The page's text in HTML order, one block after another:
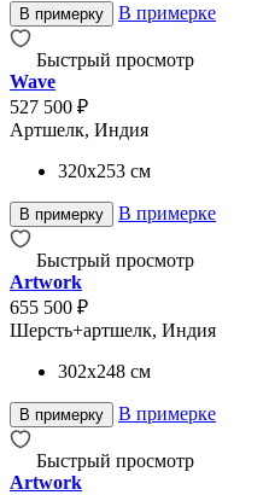
В примерку В примерке
Быстрый просмотр
Wave
527 500 ₽
Артшелк, Индия
320x253 см
В примерку В примерке
Быстрый просмотр
Artwork
655 500 ₽
Шерсть+артшелк, Индия
302x248 см
В примерку В примерке
Быстрый просмотр
Artwork